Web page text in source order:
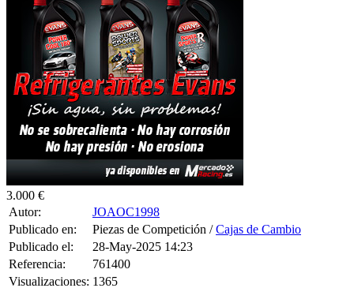
3.000 €
Autor:
Publicado en:
Piezas de Competición /
Publicado el:
28-May-2025 14:23
Referencia:
761400
Visualizaciones:
1365
Provincia:
Porto District